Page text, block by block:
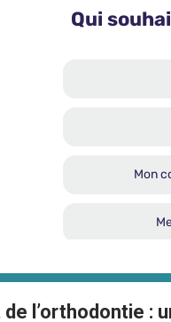
l’orthodontie :